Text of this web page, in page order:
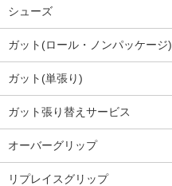
シューズ
ガット(ロール・ノンパッケージ)
ガット(単張り)
ガット張り替えサービス
オーバーグリップ
リプレイスグリップ